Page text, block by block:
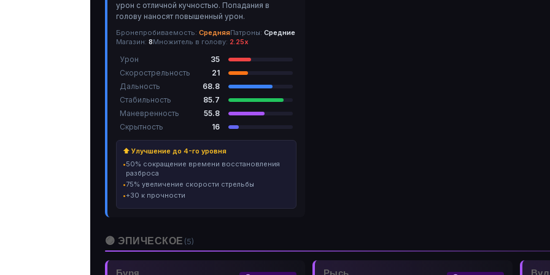
урон с отличной кучностью. Попадания в
голову наносят повышенный урон.
Бронепробиваемость: СредняяПатроны: Средние
Магазин: 8Множитель в голову: 2.25х
Урон
35
Скорострельность
21
Дальность
68.8
Стабильность
85.7
Маневренность
55.8
Скрытность
16
⬆ Улучшение до 4-го уровня
50% сокращение времени восстановления
разброса
75% увеличение скорости стрельбы
+30 к прочности
🟣 ЭПИЧЕСКОЕ (5)
Буря Рысь